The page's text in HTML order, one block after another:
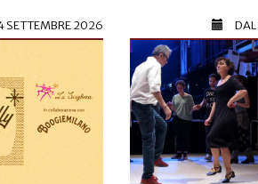
SETTEMBRE 2026 DAL